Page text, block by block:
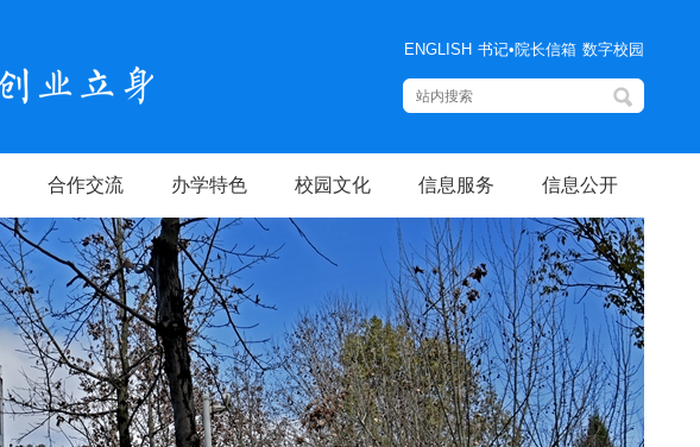
ENGLISH 书记•院长信箱 数字校园
合作交流 办学特色 校园文化 信息服务 信息公开